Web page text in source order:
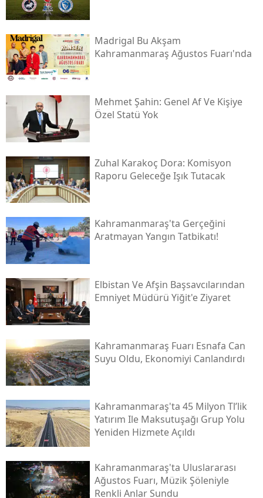
Madrigal Bu Akşam
Kahramanmaraş Ağustos Fuarı'nda
Mehmet Şahin: Genel Af Ve Kişiye
Özel Statü Yok
Zuhal Karakoç Dora: Komisyon
Raporu Geleceğe Işık Tutacak
Kahramanmaraş'ta Gerçeğini
Aratmayan Yangın Tatbikatı!
Elbistan Ve Afşin Başsavcılarından
Emniyet Müdürü Yiğit'e Ziyaret
Kahramanmaraş Fuarı Esnafa Can
Suyu Oldu, Ekonomiyi Canlandırdı
Kahramanmaraş'ta 45 Milyon Tl’lik
Yatırım Ile Maksutuşağı Grup Yolu
Yeniden Hizmete Açıldı
Kahramanmaraş'ta Uluslararası
Ağustos Fuarı, Müzik Şöleniyle
Renkli Anlar Sundu